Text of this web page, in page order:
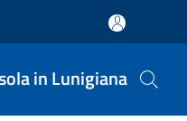
in Lunigiana